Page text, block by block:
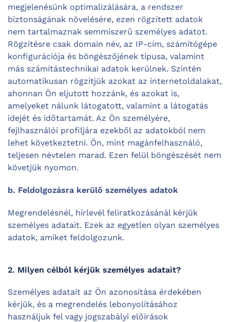
megjelenésünk optimalizálására, a rendszer
biztonságának növelésére, ezen rögzített adatok
nem tartalmaznak semmiszerű személyes adatot.
Rögzítésre csak domain név, az IP-cím, számítógépe
konfigurációja és böngészőjének típusa, valamint
más számítástechnikai adatok kerülnek. Szintén
automatikusan rögzítjük azokat az internetoldalakat,
ahonnan Ön eljutott hozzánk, és azokat is,
amelyeket nálunk látogatott, valamint a látogatás
idejét és időtartamát. Az Ön személyére,
fejlhasználói profiljára ezekből az adatokból nem
lehet következtetni. Ön, mint magánfelhasználó,
teljesen névtelen marad. Ezen felül böngészését nem
követjük nyomon.
b. Feldolgozásra kerülő személyes adatok
Megrendelésnél, hírlevél feliratkozásánál kérjük
személyes adatait. Ezek az egyetlen olyan személyes
adatok, amiket feldolgozunk.
2. Milyen célból kérjük személyes adatait?
Személyes adatait az Ön azonosítása érdekében
kérjük, és a megrendelés lebonyolításához
használjuk fel vagy jogszabályi előírások